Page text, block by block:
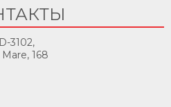
3102,
168